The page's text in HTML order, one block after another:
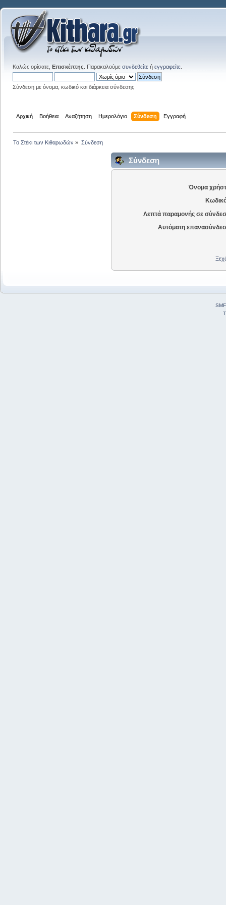
Καλώς ορίσατε, Επισκέπτης . Παρακαλούμε συνδεθείτε ή εγγραφείτε
Σύνδεση με όνομα, κωδικό και διάρκεια σύνδεσης
Αρχική Βοήθεια Αναζήτηση Ημερολόγιο Σύνδεση Εγγραφή
Το Στέκι των Κιθαρωδών » Σύνδεση
Σύνδεση
Όνομα
Λεπτά παραμονής σε
Αυτόματη